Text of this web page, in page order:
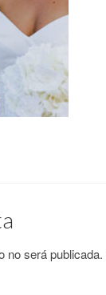
no será publicada.